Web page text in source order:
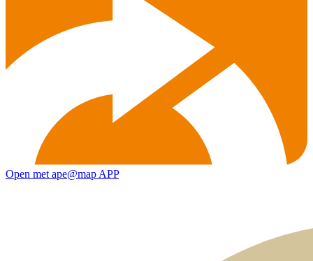
Open met ape@map APP